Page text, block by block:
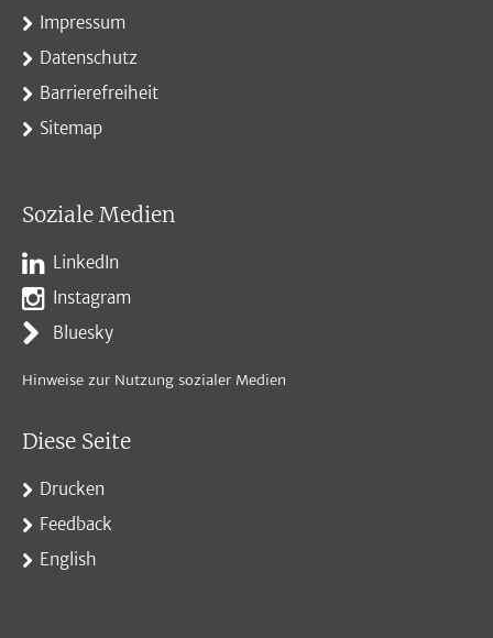
Impressum
Datenschutz
Barrierefreiheit
Sitemap
Soziale Medien
LinkedIn
Instagram
Bluesky
Hinweise zur Nutzung sozialer Medien
Diese Seite
Drucken
Feedback
English